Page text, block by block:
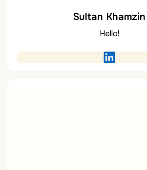
Sultan Khamzin
Hello!